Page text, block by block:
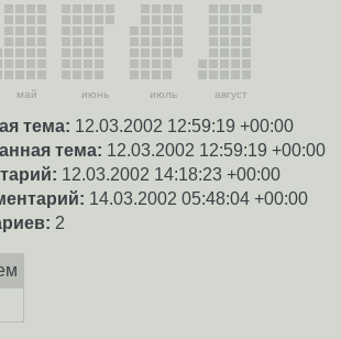
май июнь июль август
тема: 12.03.2002 12:59:19 +00:00
тема: 12.03.2002 12:59:19 +00:00
12.03.2002 14:18:23 +00:00
14.03.2002 05:48:04 +00:00
2